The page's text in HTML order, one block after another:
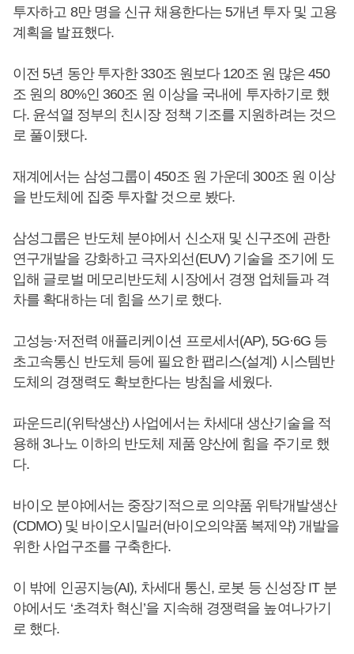
투자하고 8만 명을 신규 채용한다는 5개년 투자 및 고용
계획을 발표했다.
이전 5년 동안 투자한 330조 원보다 120조 원 많은 450
조 원의 80%인 360조 원 이상을 국내에 투자하기로 했
다. 윤석열 정부의 친시장 정책 기조를 지원하려는 것으
로 풀이됐다.
재계에서는 삼성그룹이 450조 원 가운데 300조 원 이상
을 반도체에 집중 투자할 것으로 봤다.
삼성그룹은 반도체 분야에서 신소재 및 신구조에 관한
연구개발을 강화하고 극자외선(EUV) 기술을 조기에 도
입해 글로벌 메모리반도체 시장에서 경쟁 업체들과 격
차를 확대하는 데 힘을 쓰기로 했다.
고성능·저전력 애플리케이션 프로세서(AP), 5G·6G 등
초고속통신 반도체 등에 필요한 팹리스(설계) 시스템반
도체의 경쟁력도 확보한다는 방침을 세웠다.
파운드리(위탁생산) 사업에서는 차세대 생산기술을 적
용해 3나노 이하의 반도체 제품 양산에 힘을 주기로 했
다.
바이오 분야에서는 중장기적으로 의약품 위탁개발생산
(CDMO) 및 바이오시밀러(바이오의약품 복제약) 개발을
위한 사업구조를 구축한다.
이 밖에 인공지능(AI), 차세대 통신, 로봇 등 신성장 IT 분
야에서도 ‘초격차 혁신’을 지속해 경쟁력을 높여나가기
로 했다.